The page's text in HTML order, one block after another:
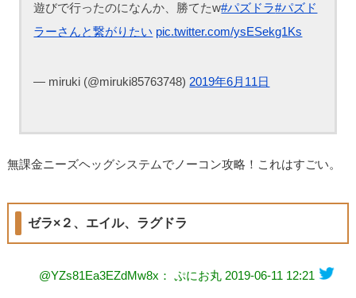
遊びで行ったのになんか、勝てたw#パズドラ#パズド
ラーさんと繋がりたい pic.twitter.com/ysESekg1Ks
— miruki (@miruki85763748) 2019年6月11日
無課金ニーズヘッグシステムでノーコン攻略！これはすごい。
ゼラ×２、エイル、ラグドラ
@YZs81Ea3EZdMw8x： ぷにお丸 2019-06-11 12:21